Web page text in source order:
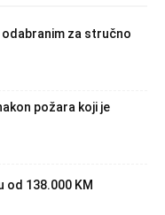
za stručno
požara koji je
od 138.000 KM